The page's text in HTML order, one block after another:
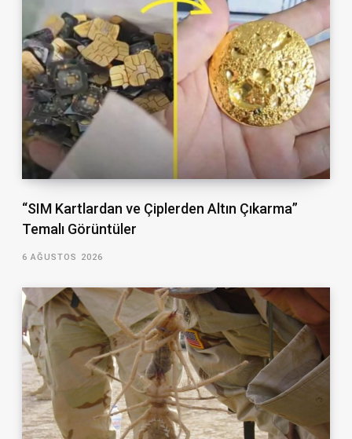
“SIM Kartlardan ve Çiplerden Altın Çıkarma”
Temalı Görüntüler
6 AĞUSTOS 2026